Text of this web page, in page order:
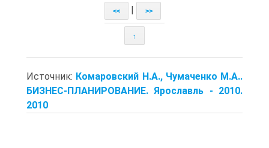
<< >>
↑
Источник: Комаровский Н.А., Чумаченко М.А..
БИЗНЕС-ПЛАНИРОВАНИЕ. Ярославль - 2010.
2010